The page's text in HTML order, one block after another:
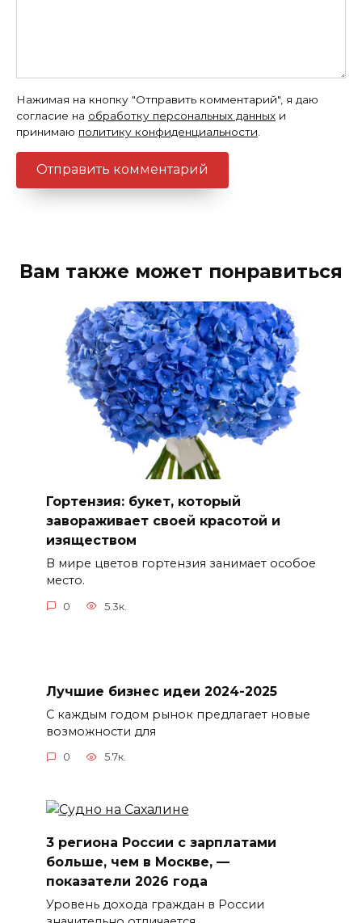
Нажимая на кнопку "Отправить комментарий", я даю
согласие на обработку персональных данных и
принимаю политику конфиденциальности
Вам также может понравиться
Гортензия: букет, который
завораживает своей красотой и
изяществом
В мире цветов гортензия занимает особое
место.
0 5.3к.
Лучшие бизнес идеи 2024-2025
С каждым годом рынок предлагает новые
возможности для
0 5.7к.
3 региона России с зарплатами
больше, чем в Москве, —
показатели 2026 года
Уровень дохода граждан в России